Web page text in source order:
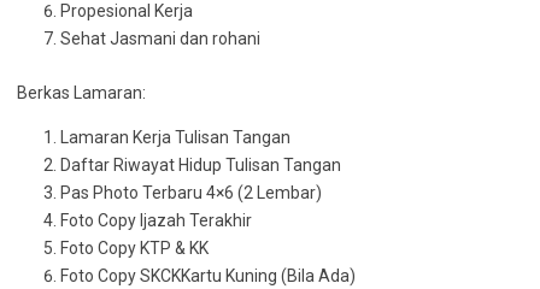
Propesional Kerja
Sehat Jasmani dan rohani
Berkas Lamaran:
Lamaran Kerja Tulisan Tangan
Daftar Riwayat Hidup Tulisan Tangan
Pas Photo Terbaru 4×6 (2 Lembar)
Foto Copy Ijazah Terakhir
Foto Copy KTP & KK
Foto Copy SKCKKartu Kuning (Bila Ada)